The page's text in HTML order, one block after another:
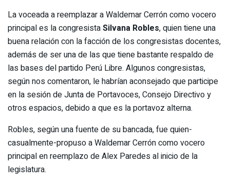
La voceada a reemplazar a Waldemar Cerrón como vocero
principal es la congresistaSilvana Robles, quien tiene una
buena relación con la facción de los congresistas docentes,
además de ser una de las que tiene bastante respaldo de
las bases del partido Perú Libre. Algunos congresistas,
según nos comentaron, le habrían aconsejado que participe
en la sesión de Junta de Portavoces, Consejo Directivo y
otros espacios, debido a que es la portavoz alterna.
Robles, según una fuente de su bancada, fue quien-
casualmente-propuso a Waldemar Cerrón como vocero
principal en reemplazo de Alex Paredes al inicio de la
legislatura.